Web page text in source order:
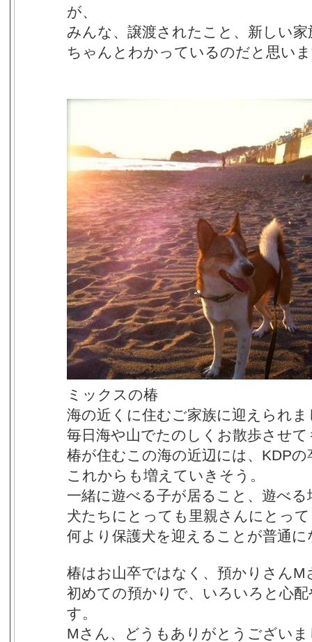
が、
みんな、譲渡されたこと、新しい
ちゃんとわかっているのだと思い
ミックスの椿
海の近くに住むご家族に迎えられま
毎日海や山でたのしくお散歩させ
椿が住むこの海の近辺には、KDP
これからも増えていきそう。
一緒に遊べる子が居ること、遊べ
犬たちにとっても里親さんにとっ
何より保護犬を迎えることが普通
椿はお山卒ではなく、預かりさん
初めての預かりで、いろいろと心
す。
Mさん、どうもありがとうございま